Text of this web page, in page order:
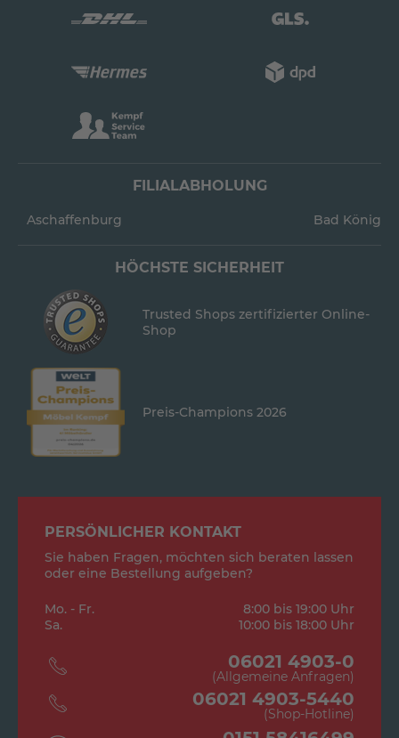
FILIALABHOLUNG
Aschaffenburg Bad König
HÖCHSTE SICHERHEIT
Trusted Shops zertifizierter Online-
Shop
Preis-Champions 2026
PERSÖNLICHER KONTAKT
Sie haben Fragen, möchten sich beraten lassen
oder eine Bestellung aufgeben?
Mo. - Fr.
8:00 bis 19:00 Uhr
Sa.
10:00 bis 18:00 Uhr
06021 4903-0
(Allgemeine Anfragen)
06021 4903-5440
(Shop-Hotline)